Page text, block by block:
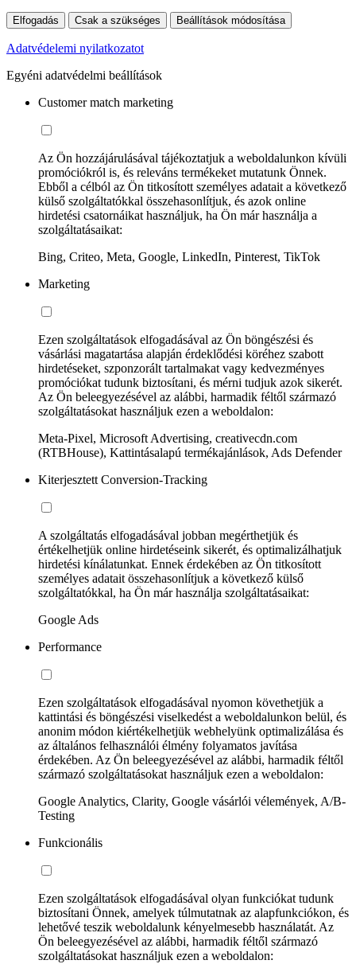
Elfogadás Csak a szükséges Beállítások módosítása
Adatvédelemi nyilatkozatot
Egyéni adatvédelmi beállítások
Customer match marketing
Az Ön hozzájárulásával tájékoztatjuk a weboldalunkon kívüli
promóciókról is, és releváns termékeket mutatunk Önnek.
Ebből a célból az Ön titkosított személyes adatait a következő
külső szolgáltatókkal összehasonlítjuk, és azok online
hirdetési csatornáikat használjuk, ha Ön már használja a
szolgáltatásaikat:
Bing, Criteo, Meta, Google, LinkedIn, Pinterest, TikTok
Marketing
Ezen szolgáltatások elfogadásával az Ön böngészési és
vásárlási magatartása alapján érdeklődési köréhez szabott
hirdetéseket, szponzorált tartalmakat vagy kedvezményes
promóciókat tudunk biztosítani, és mérni tudjuk azok sikerét.
Az Ön beleegyezésével az alábbi, harmadik féltől származó
szolgáltatásokat használjuk ezen a weboldalon:
Meta-Pixel, Microsoft Advertising, creativecdn.com
(RTBHouse), Kattintásalapú termékajánlások, Ads Defender
Kiterjesztett Conversion-Tracking
A szolgáltatás elfogadásával jobban megérthetjük és
értékelhetjük online hirdetéseink sikerét, és optimalizálhatjuk
hirdetési kínálatunkat. Ennek érdekében az Ön titkosított
személyes adatait összehasonlítjuk a következő külső
szolgáltatókkal, ha Ön már használja szolgáltatásaikat:
Google Ads
Performance
Ezen szolgáltatások elfogadásával nyomon követhetjük a
kattintási és böngészési viselkedést a weboldalunkon belül, és
anonim módon kiértékelhetjük webhelyünk optimalizálása és
az általános felhasználói élmény folyamatos javítása
érdekében. Az Ön beleegyezésével az alábbi, harmadik féltől
származó szolgáltatásokat használjuk ezen a weboldalon:
Google Analytics, Clarity, Google vásárlói vélemények, A/B-
Testing
Funkcionális
Ezen szolgáltatások elfogadásával olyan funkciókat tudunk
biztosítani Önnek, amelyek túlmutatnak az alapfunkciókon, és
lehetővé teszik weboldalunk kényelmesebb használatát. Az
Ön beleegyezésével az alábbi, harmadik féltől származó
szolgáltatásokat használjuk ezen a weboldalon: